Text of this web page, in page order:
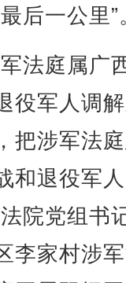
后一公里”
法庭属广
役军人调
把涉军法
和退役军
院党组书
李家村涉